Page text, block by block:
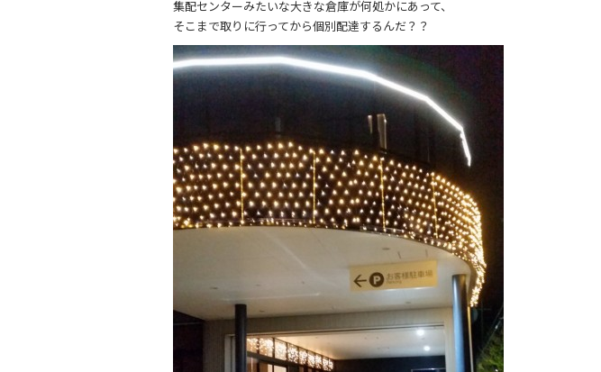
集配センターみたいな大きな倉庫が何処かにあって、
そこまで取りに行ってから個別配達するんだ？？